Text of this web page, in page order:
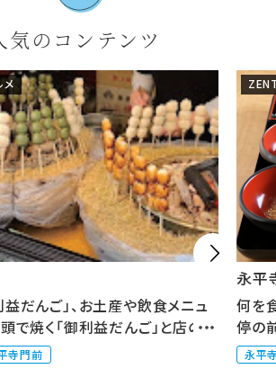
気のコンテンツ
メ
だんご」、お土産や飲食メニュ
で焼く「御利益だんご」と店の裏
寺門前
永平
何を
停の
修...
永平
